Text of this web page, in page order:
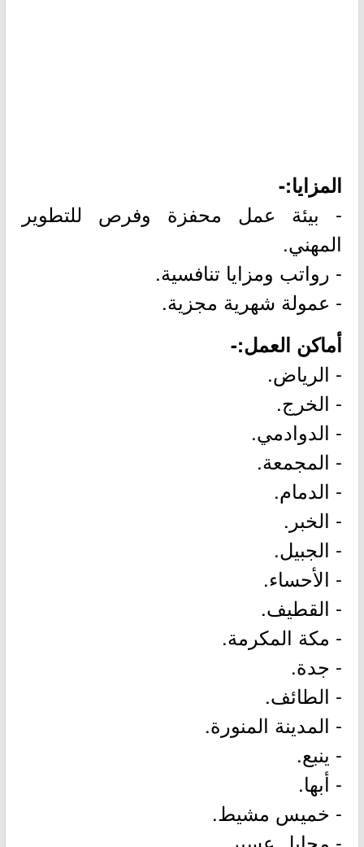
المزايا:-
- بيئة عمل محفزة وفرص للتطوير
المهني.
- رواتب ومزايا تنافسية.
- عمولة شهرية مجزية.
أماكن العمل:-
- الرياض.
- الخرج.
- الدوادمي.
- المجمعة.
- الدمام.
- الخبر.
- الجبيل.
- الأحساء.
- القطيف.
- مكة المكرمة.
- جدة.
- الطائف.
- المدينة المنورة.
- ينبع.
- أبها.
- خميس مشيط.